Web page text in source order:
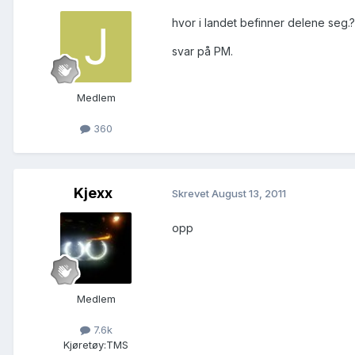
Medlem
360
hvor i landet befinner delene seg.?
svar på PM.
Kjexx
Medlem
7.6k
Kjøretøy:TMS
SkrevetAugust 13, 2011
opp